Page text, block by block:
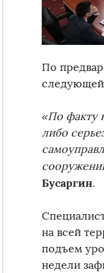
По
«По факту
либо
Бусаргин.
на всей
подъем
недели